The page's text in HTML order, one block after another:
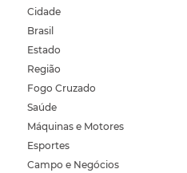
Cidade
Brasil
Estado
Região
Fogo Cruzado
Saúde
Máquinas e Motores
Esportes
Campo e Negócios